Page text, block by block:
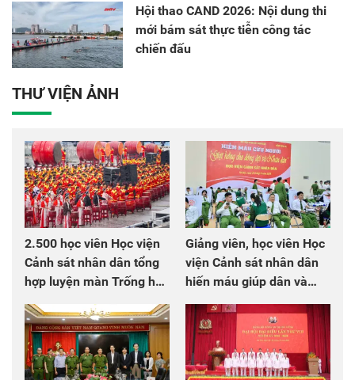
Hội thao CAND 2026: Nội dung thi
mới bám sát thực tiễn công tác
chiến đấu
THƯ VIỆN ẢNH
2.500 học viên Học viện
Cảnh sát nhân dân tổng
hợp luyện màn Trống hội
chào mừng Đại hội Đảng
Giảng viên, học viên Học
viện Cảnh sát nhân dân
hiến máu giúp dân và
đồng đội